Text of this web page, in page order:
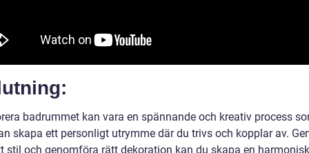
badrummet kan vara en spännande och kreativ process
skapa ett personligt utrymme där du trivs och kopplar av.
stil och genomföra rätt dekoration kan du skapa en